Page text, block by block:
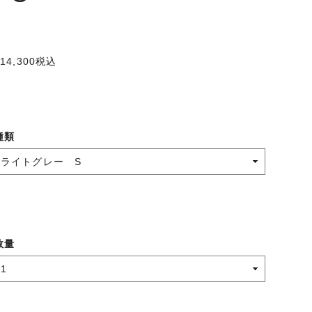
税込
類
量